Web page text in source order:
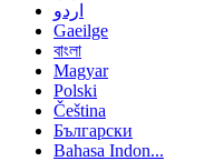
اردو
Gaeilge
বাংলা
Magyar
Polski
Čeština
Български
Bahasa Indon...